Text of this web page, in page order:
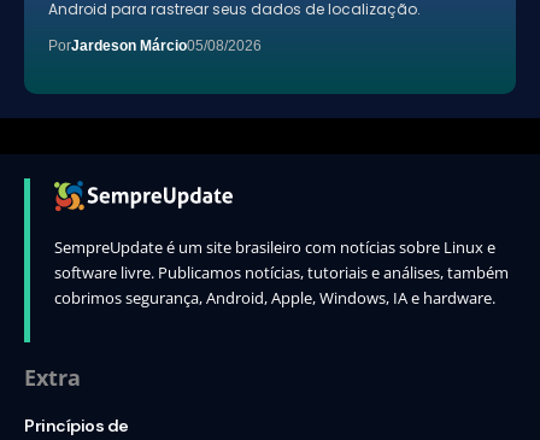
Android para rastrear seus dados de localização.
PorJardeson Márcio05/08/2026
SempreUpdate é um site brasileiro com notícias sobre Linux e
software livre. Publicamos notícias, tutoriais e análises, também
cobrimos segurança, Android, Apple, Windows, IA e hardware.
Extra
Princípios de